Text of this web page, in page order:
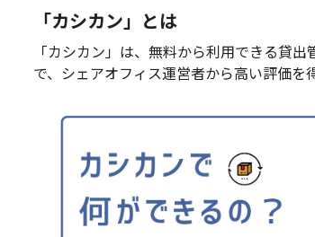
「カシカン」とは
「カシカン」は、無料から利用できる貸
で、シェアオフィス運営者から高い評価を